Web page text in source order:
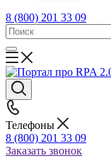
8 (800) 201 33 09
Телефоны
8 (800) 201 33 09
Заказать звонок